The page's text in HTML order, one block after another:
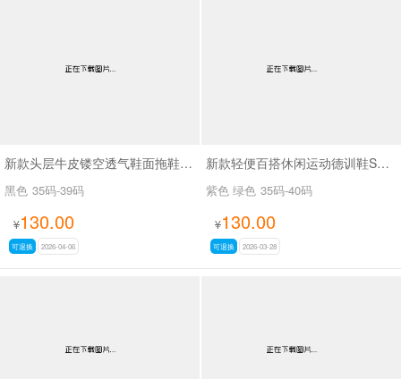
新款头层牛皮镂空透气鞋面拖鞋SA6638
黑色 35码-39码
¥130.00
可退换 2026-04-06
新款轻便百搭休闲运动德训鞋SA1521
紫色 绿色 35码-40码
¥130.00
可退换 2026-03-28